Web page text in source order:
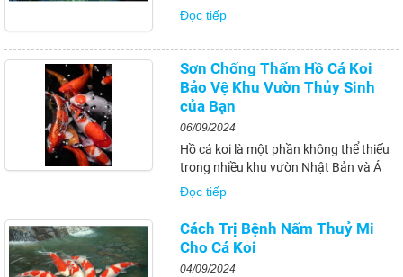
hồ cá khỏi sự xâm nhập của nước và
các tác nhân bên ngoài. Việc sử dụng
môi trường sống tốt cho cá koi mà còn
kéo...
Đọc tiếp
Sơn Chống Thấm Hồ Cá Koi
Bảo Vệ Khu Vườn Thủy Sinh
của Bạn
06/09/2024
Hồ cá koi là một phần không thể thiếu
trong nhiều khu vườn Nhật Bản và Á
Đông. Chúng không chỉ là nơi nuôi
dưỡng những sinh vật đẹp mắt, mà còn
là một phần quan trọng trong việc tạo
ra một không gian thư giãn và cân
bằng. Trong bài...
Đọc tiếp
Cách Trị Bệnh Nấm Thuỷ Mi
Cho Cá Koi
04/09/2024